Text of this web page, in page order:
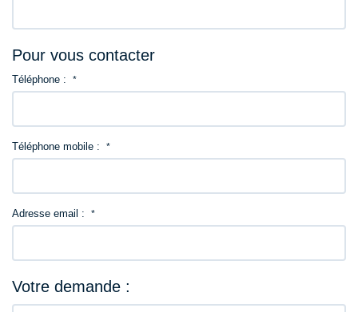
Pour vous contacter
Téléphone : *
Téléphone mobile : *
Adresse email : *
Votre demande :